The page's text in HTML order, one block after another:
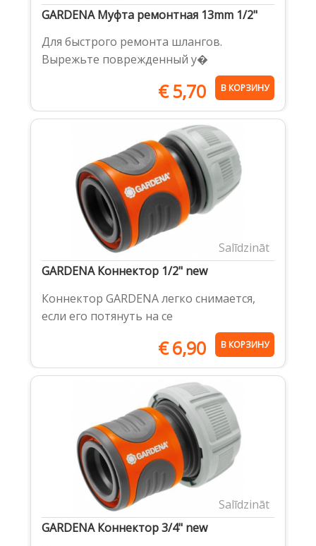
GARDENA Муфта ремонтная 13mm 1/2"
Для быстрого ремонта шлангов.
Вырежьте поврежденный у�
€5,70 В КОРЗИНУ
Salīdzināt
GARDENA Коннектор 1/2" new
Коннектор GARDENA легко снимается,
если его потянуть на се
€6,90 В КОРЗИНУ
Salīdzināt
GARDENA Коннектор 3/4" new